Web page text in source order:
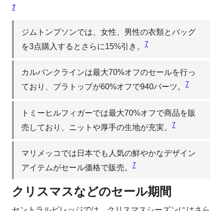
7
ジムトンプソンでは、女性、男性の衣類とバッグ
を3点購入するとさらに15%引き。 7
カルバンクラインは最大70%オフのセールを行っ
ており、ブラトップが60%オフで940バーツ。 7
トミーヒルフィガーでは最大70%オフで商品を販
売しており、ニットや厚手の生地が充実。 7
マリメッコでは日本でも人気の鮮やかなデザイン
アイテムがセール価格で販売。 7
クリスマスなどのセール期間